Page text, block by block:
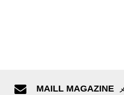
MAILL MAGAZINE